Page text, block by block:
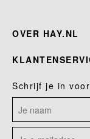
OVER HAY.NL
Schrijf je in